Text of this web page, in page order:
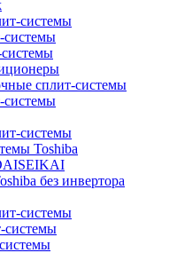
системы
системы
сплит-системы
системы
системы
Toshiba
без инвертора
системы
системы